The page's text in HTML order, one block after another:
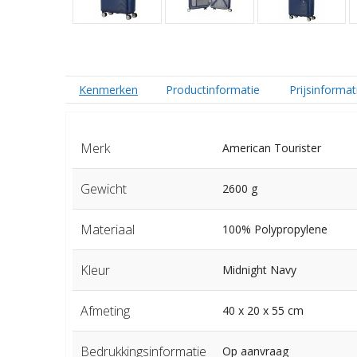
Kenmerken Productinformatie
Merk American Tourister
Gewicht 2600 g
Materiaal 100% Polypropylene
Kleur Midnight Navy
Afmeting 40 x 20 x 55 cm
Bedrukkingsinformatie Op aanvraag